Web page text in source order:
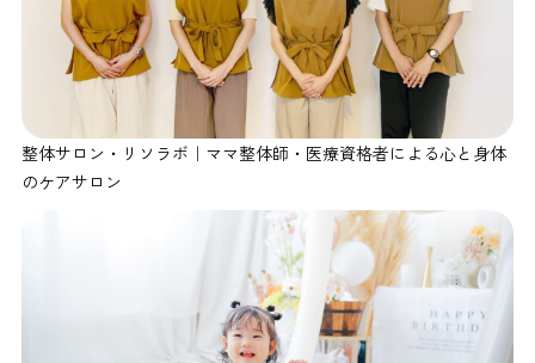
整体サロン・リソラボ｜ママ整体師・医療資格者による心と身体
のケアサロン